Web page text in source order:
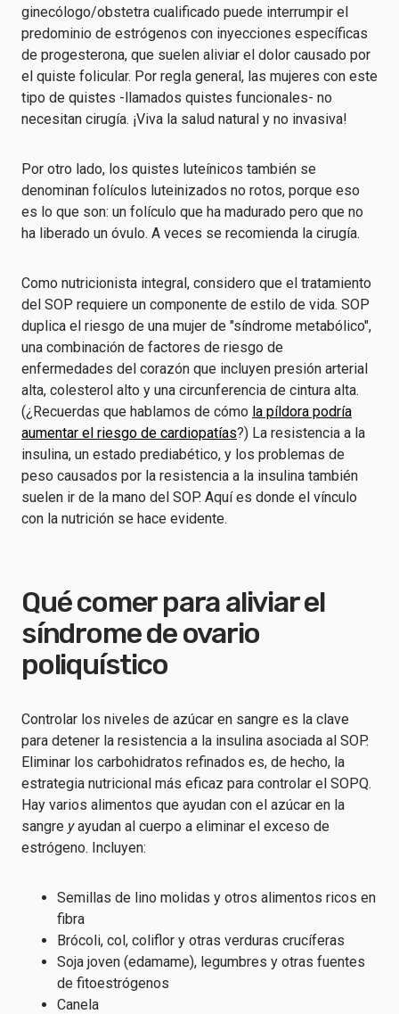
ginecólogo/obstetra cualificado puede interrumpir el
predominio de estrógenos con inyecciones específicas
de progesterona, que suelen aliviar el dolor causado por
el quiste folicular. Por regla general, las mujeres con este
tipo de quistes -llamados quistes funcionales- no
necesitan cirugía. ¡Viva la salud natural y no invasiva!
Por otro lado, los quistes luteínicos también se
denominan folículos luteinizados no rotos, porque eso
es lo que son: un folículo que ha madurado pero que no
ha liberado un óvulo. A veces se recomienda la cirugía.
Como nutricionista integral, considero que el tratamiento
del SOP requiere un componente de estilo de vida. SOP
duplica el riesgo de una mujer de "síndrome metabólico",
una combinación de factores de riesgo de
enfermedades del corazón que incluyen presión arterial
alta, colesterol alto y una circunferencia de cintura alta.
(¿Recuerdas que hablamos de cómo la píldora podría
aumentar el riesgo de cardiopatías?) La resistencia a la
insulina, un estado prediabético, y los problemas de
peso causados por la resistencia a la insulina también
suelen ir de la mano del SOP. Aquí es donde el vínculo
con la nutrición se hace evidente.
Qué comer para aliviar el
síndrome de ovario
poliquístico
Controlar los niveles de azúcar en sangre es la clave
para detener la resistencia a la insulina asociada al SOP.
Eliminar los carbohidratos refinados es, de hecho, la
estrategia nutricional más eficaz para controlar el SOPQ.
Hay varios alimentos que ayudan con el azúcar en la
sangre yayudan al cuerpo a eliminar el exceso de
estrógeno. Incluyen:
Semillas de lino molidas y otros alimentos ricos en
fibra
Brócoli, col, coliflor y otras verduras crucíferas
Soja joven (edamame), legumbres y otras fuentes
de fitoestrógenos
Canela